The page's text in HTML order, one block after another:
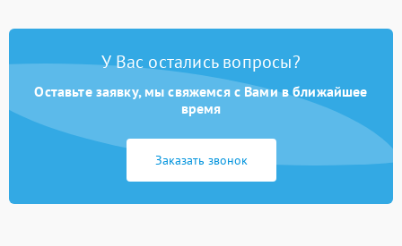
Повреждение
Поломка предохранителя 100 ₽ Подробнее →
Неисправность системы
1000 ₽
индикаторов
У Вас остались вопросы?
Оставьте заявку, мы свяжемся с Вами в ближайшее
время
Заказать звонок